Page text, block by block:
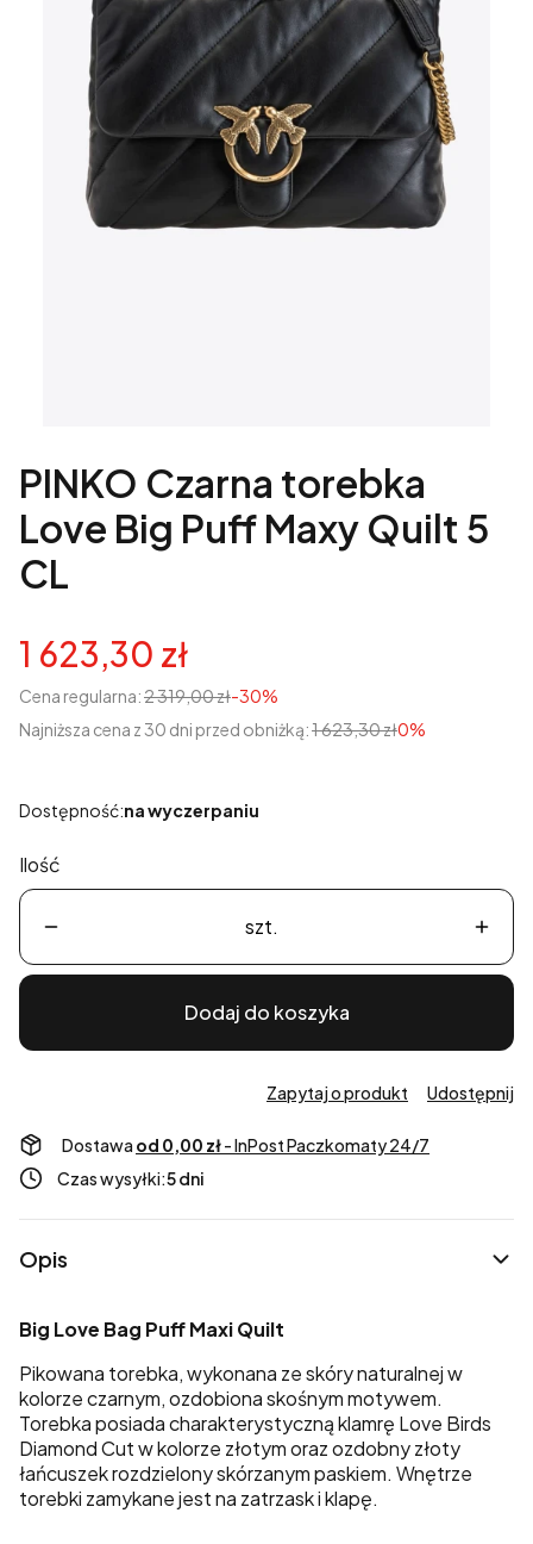
PINKO Czarna torebka
Love Big Puff Maxy Quilt 5
CL
1 623,30 zł
Cena regularna:2 319,00 zł-30%
Najniższa cena z 30 dni przed obniżką:1 623,30 zł0%
Dostępność:na wyczerpaniu
Ilość
szt.
Dodaj do koszyka
Zapytaj o produkt Udostępnij
Dostawa od 0,00 zł- InPost Paczkomaty 24/7
Czas wysyłki:5 dni
Opis
Big Love Bag Puff Maxi Quilt
Pikowana torebka, wykonana ze skóry naturalnej w
kolorze czarnym, ozdobiona skośnym motywem.
Torebka posiada charakterystyczną klamrę Love Birds
Diamond Cut w kolorze złotym oraz ozdobny złoty
łańcuszek rozdzielony skórzanym paskiem. Wnętrze
torebki zamykane jest na zatrzask i klapę.